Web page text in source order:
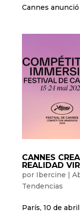
Cannes anunció
CANNES
REALIDAD
por Ibercine
Tendencias
París, 10 de